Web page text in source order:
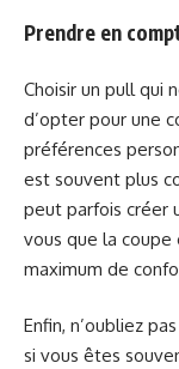
Prendre en
Choisir un pull qui
d’opter pour une
préférences
est souvent plus
peut parfois créer
vous que la
maximum de
Enfin, n’oubliez
si vous êtes